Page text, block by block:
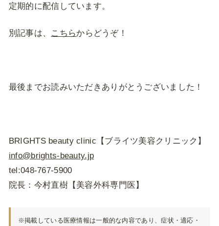
定期的に配信しています。
別記事は、 こちらからどうぞ！
最後までお読みいただきありがとうございました！
BRIGHTS beauty clinic【ブライツ美容クリニック】
info@brights-beauty.jp
tel:048-767-5900
院長：今村直樹【美容外科専門医】
※掲載している医療情報は一般的な内容であり、症状・適応・